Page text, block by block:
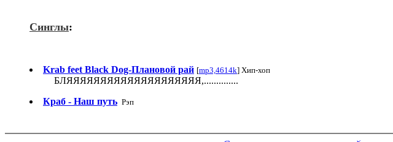
Синглы:
Krab feet Black Dog-Плановой рай [mp3,4614k] Хип-хоп
БЛЯЯЯЯЯЯЯЯЯЯЯЯЯЯЯЯЯЯЯЯ,..............
Краб - Наш путь Рэп